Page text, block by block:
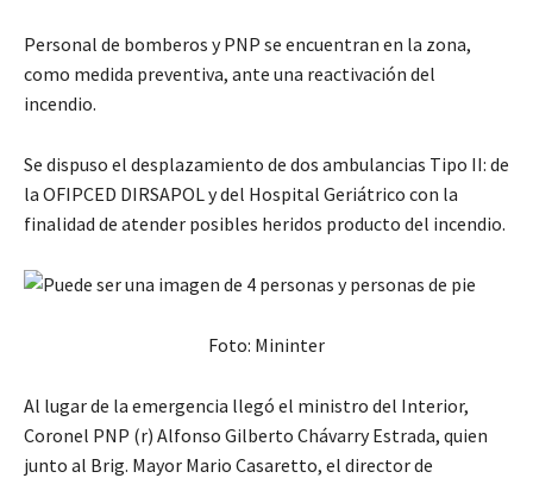
Personal de bomberos y PNP se encuentran en la zona,
como medida preventiva, ante una reactivación del
incendio.
Se dispuso el desplazamiento de dos ambulancias Tipo II: de
la OFIPCED DIRSAPOL y del Hospital Geriátrico con la
finalidad de atender posibles heridos producto del incendio.
Foto: Mininter
Al lugar de la emergencia llegó el ministro del Interior,
Coronel PNP (r) Alfonso Gilberto Chávarry Estrada, quien
junto al Brig. Mayor Mario Casaretto, el director de